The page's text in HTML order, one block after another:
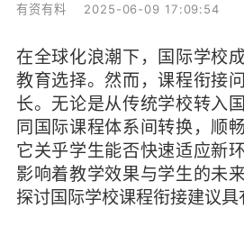
有资有料 2025-06-09 17:09:54
在全球化浪潮下，国际学校
教育选择。然而，课程衔接
长。无论是从传统学校转入
同国际课程体系间转换，顺
它关乎学生能否快速适应新
影响着教学效果与学生的未
探讨国际学校课程衔接建议具